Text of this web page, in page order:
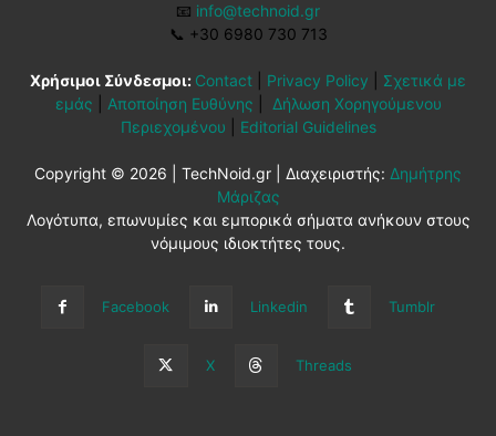
📧 info@technoid.gr
📞 +30 6980 730 713
Χρήσιμοι Σύνδεσμοι: Contact Privacy Policy
Σχετικά με
εμάς
Αποποίηση Ευθύνης
Δήλωση Χορηγούμενου
Περιεχομένου
Editorial Guidelines
Copyright © 2026 | TechNoid.gr | Διαχειριστής: Δημήτρης
Μάριζας
Λογότυπα, επωνυμίες και εμπορικά σήματα ανήκουν στους
νόμιμους ιδιοκτήτες τους.
Facebook Linkedin Tumblr
X Threads